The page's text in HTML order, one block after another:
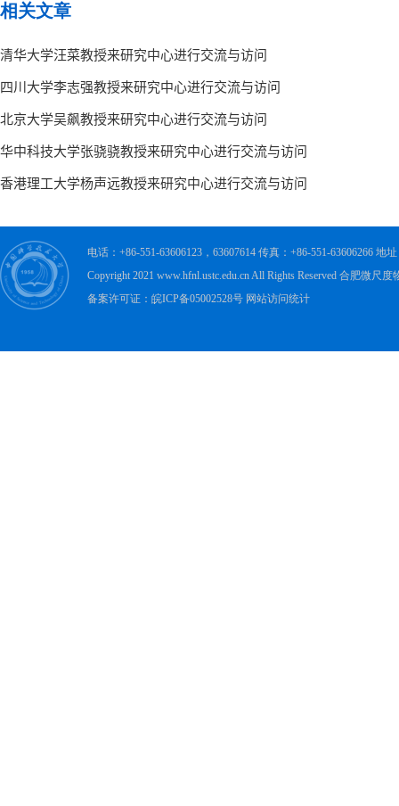
相关文章
电话：+86-551-63606123，63607614 传真：+86-551-63606266 地
Copyright 2021 www.hfnl.ustc.edu.cn All Rights Reserved 合肥微尺
备案许可证：皖ICP备05002528号 网站访问统计